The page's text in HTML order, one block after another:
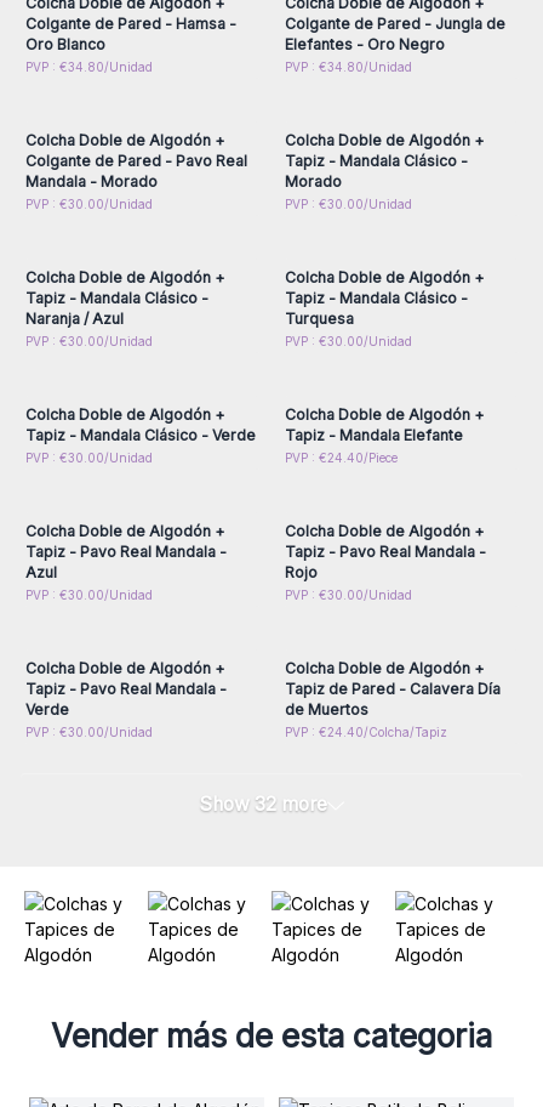
Colgante de Pared - Hamsa -
Oro Blanco
PVP : €34.80/Unidad
Colgante de Pared - Jungla de
Elefantes - Oro Negro
PVP : €34.80/Unidad
Inicie sesión o regístrese
Colcha Doble de Algodón +
Colgante de Pared - Pavo Real
Mandala - Morado
PVP : €30.00/Unidad
Inicie sesión o regístrese
Colcha Doble de Algodón +
Tapiz - Mandala Clásico -
Morado
PVP : €30.00/Unidad
Inicie sesión o regístrese
Colcha Doble de Algodón +
Tapiz - Mandala Clásico -
Naranja / Azul
PVP : €30.00/Unidad
Inicie sesión o regístrese
Colcha Doble de Algodón +
Tapiz - Mandala Clásico -
Turquesa
PVP : €30.00/Unidad
Inicie sesión o regístrese
Colcha Doble de Algodón +
Tapiz - Mandala Clásico - Verde
PVP : €30.00/Unidad
Inicie sesión o regístrese
Colcha Doble de Algodón +
Tapiz - Mandala Elefante
PVP : €24.40/Piece
Inicie sesión o regístrese
Colcha Doble de Algodón +
Tapiz - Pavo Real Mandala -
Azul
PVP : €30.00/Unidad
Inicie sesión o regístrese
Colcha Doble de Algodón +
Tapiz - Pavo Real Mandala -
Rojo
PVP : €30.00/Unidad
Inicie sesión o regístrese
Colcha Doble de Algodón +
Tapiz - Pavo Real Mandala -
Verde
PVP : €30.00/Unidad
Inicie sesión o regístrese
Colcha Doble de Algodón +
Tapiz de Pared - Calavera Día
de Muertos
PVP : €24.40/Colcha/Tapiz
Show 32 more
Vender más de esta categoria